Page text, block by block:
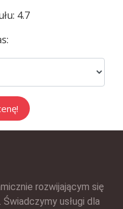
4.7
rozwijającym się
usługi dla